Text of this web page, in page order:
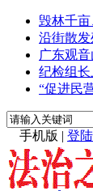
毁林千
沿街散
广东观
纪检组
“促进民
手机版 | 登陆